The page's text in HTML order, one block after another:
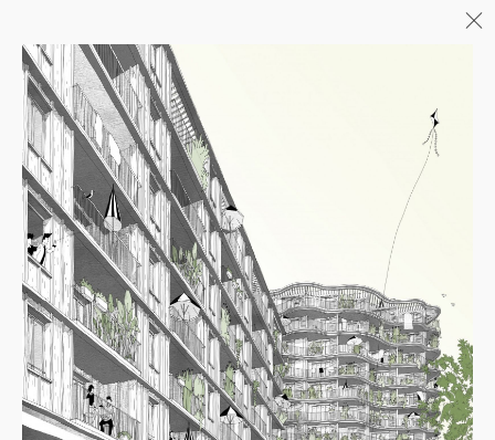
04/26
INAUGURATION ZANNIER
HOTELS BENDOR
04/26